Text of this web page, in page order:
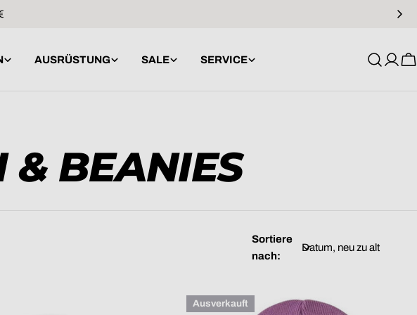
AUSRÜSTUNG SALE SERVICE
& BEANIES
Sortiere
nach:
Ausverkauft